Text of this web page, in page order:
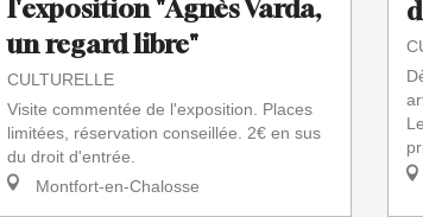
l'exposition "Agnès Varda,
un regard libre"
CULTURELLE
Visite commentée de l'exposition. Places
limitées, réservation conseillée. 2€ en sus
du droit d'entrée.
Montfort-en-Chalosse